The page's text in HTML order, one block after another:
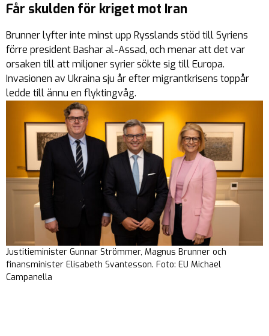
Får skulden för kriget mot Iran
Brunner lyfter inte minst upp Rysslands stöd till Syriens
förre president Bashar al-Assad, och menar att det var
orsaken till att miljoner syrier sökte sig till Europa.
Invasionen av Ukraina sju år efter migrantkrisens toppår
ledde till ännu en flyktingvåg.
Justitieminister Gunnar Strömmer, Magnus Brunner och
finansminister Elisabeth Svantesson. Foto: EU Michael
Campanella